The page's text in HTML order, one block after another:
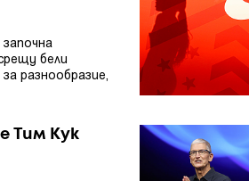
бели
разнообразие,
Тим Кук